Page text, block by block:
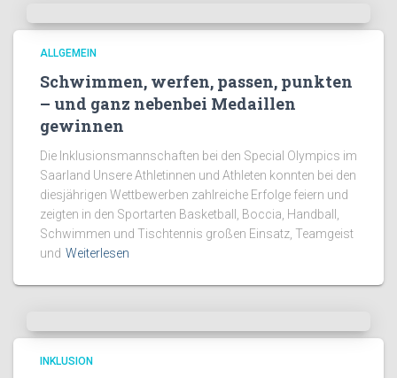
ALLGEMEIN
Schwimmen, werfen, passen, punkten
– und ganz nebenbei Medaillen
gewinnen
Die Inklusionsmannschaften bei den Special Olympics im
Saarland Unsere Athletinnen und Athleten konnten bei den
diesjährigen Wettbewerben zahlreiche Erfolge feiern und
zeigten in den Sportarten Basketball, Boccia, Handball,
Schwimmen und Tischtennis großen Einsatz, Teamgeist
und Weiterlesen
INKLUSION